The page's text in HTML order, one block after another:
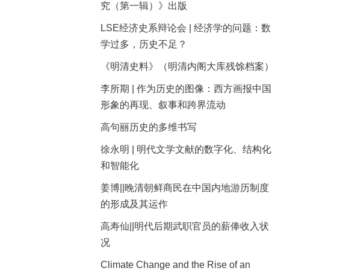
究（第一辑）》出版
LSE经济史系辩论会 | 经济学的问题：数
学过多，历史不足？
《明清史料》（明清内阁大库残馀档案）
李所期 | 作为历史的图像：西方画报中国
形象的再现、叙事和跨界流动
高句丽历史的多维书写
徐永明 | 明代文学文献的数字化、结构化
和智能化
姜博||晚清朝鲜商民在中国内地游历制度
的形成及其运作
高寿仙||明代后期武职官员的薪俸收入状
况
Climate Change and the Rise of an